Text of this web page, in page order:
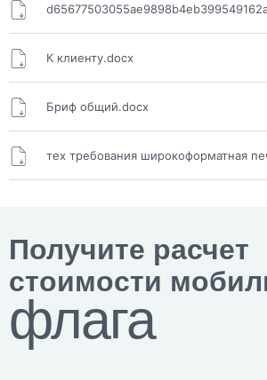
К клиенту.docx
Бриф общий.docx
тех требования широкоформатная
Получите расчет
стоимости
флага